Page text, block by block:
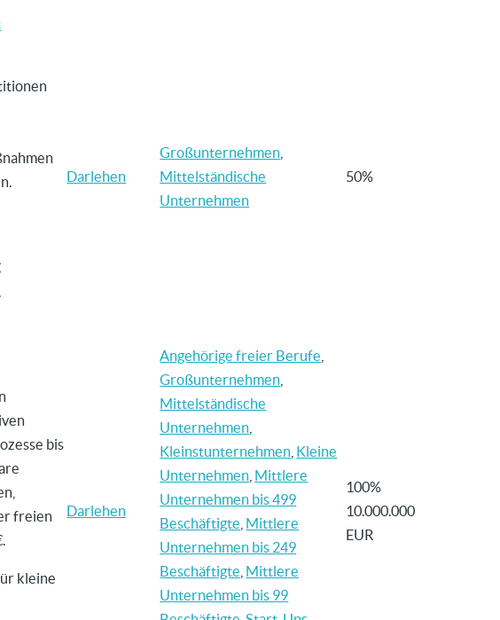
Darlehen
Großunternehmen
Mittelständische
Unternehmen
50%
bis
freien
kleine
Darlehen
Angehörige freier Berufe
Großunternehmen
Mittelständische
Unternehmen
Kleinstunternehmen Kleine
Unternehmen Mittlere
Unternehmen bis 499
Beschäftigte Mittlere
Unternehmen bis 249
Beschäftigte Mittlere
Unternehmen bis 99
100%
10.000.000
EUR